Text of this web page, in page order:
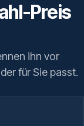
Preis
ihn vor
für Sie passt.